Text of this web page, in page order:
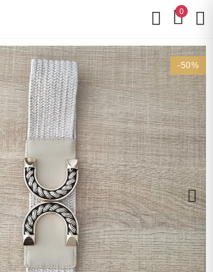
0
-50%